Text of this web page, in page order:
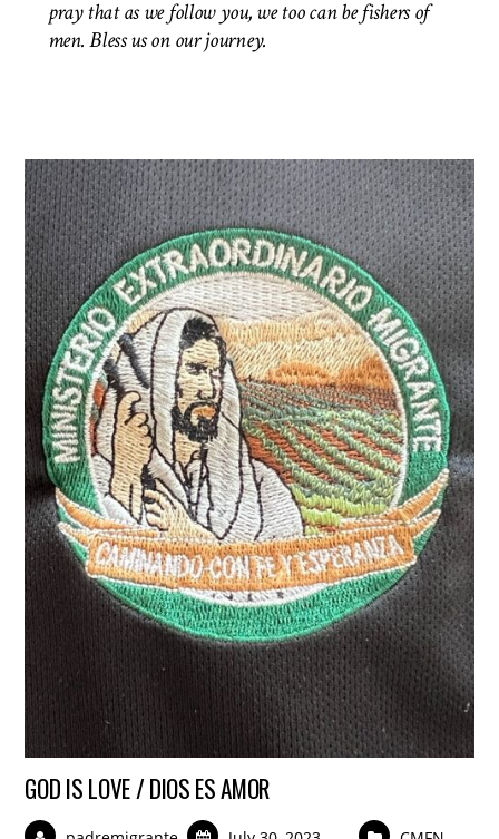
pray that as we follow you, we too can be fishers of
men.Bless us on our journey.
GOD IS LOVE / DIOS ES AMOR